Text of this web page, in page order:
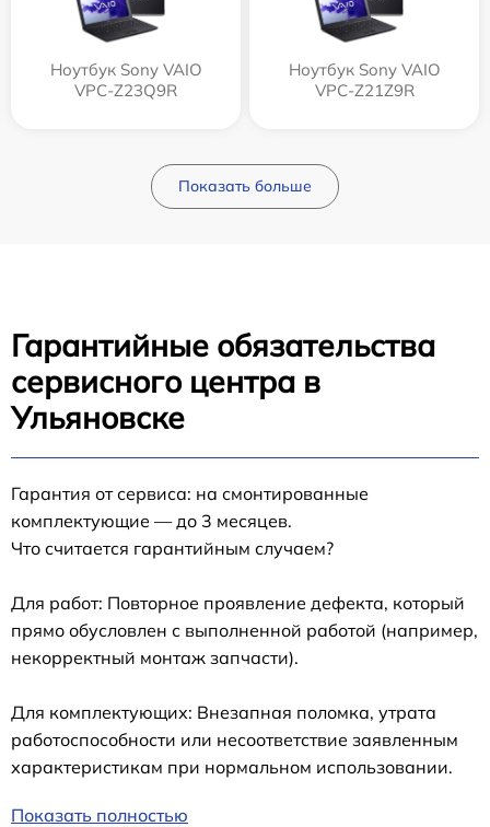
Ноутбук Sony VAIO
VPC-Z23Q9R
Ноутбук Sony VAIO
VPC-Z21Z9R
Показать больше
Гарантийные обязательства
сервисного центра в
Ульяновске
Гарантия от сервиса: на смонтированные
комплектующие — до 3 месяцев.
Что считается гарантийным случаем?
Для работ: Повторное проявление дефекта, который
прямо обусловлен с выполненной работой (например,
некорректный монтаж запчасти).
Для комплектующих: Внезапная поломка, утрата
работоспособности или несоответствие заявленным
характеристикам при нормальном использовании.
Показать полностью